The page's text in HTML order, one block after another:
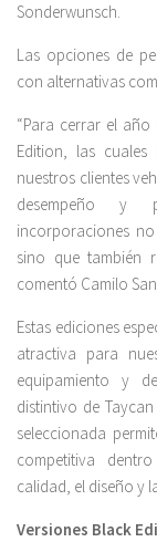
Sonderwunsch.
Las opciones de
con alternativas
“Para cerrar el
Edition, las
nuestros clientes
desempeño y
incorporaciones
sino que también
comentó Camilo
Estas ediciones
atractiva para
equipamiento y
distintivo de
seleccionada
competitiva
calidad, el diseño y
Versiones Black